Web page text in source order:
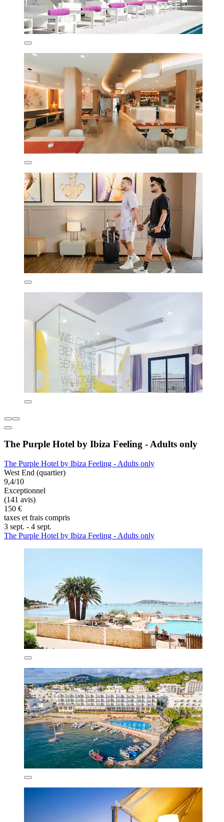
The Purple Hotel by Ibiza Feeling - Adults only
The Purple Hotel by Ibiza Feeling - Adults only
West End (quartier)
9,4/10
Exceptionnel
(141 avis)
150 €
taxes et frais compris
3 sept. - 4 sept.
The Purple Hotel by Ibiza Feeling - Adults only